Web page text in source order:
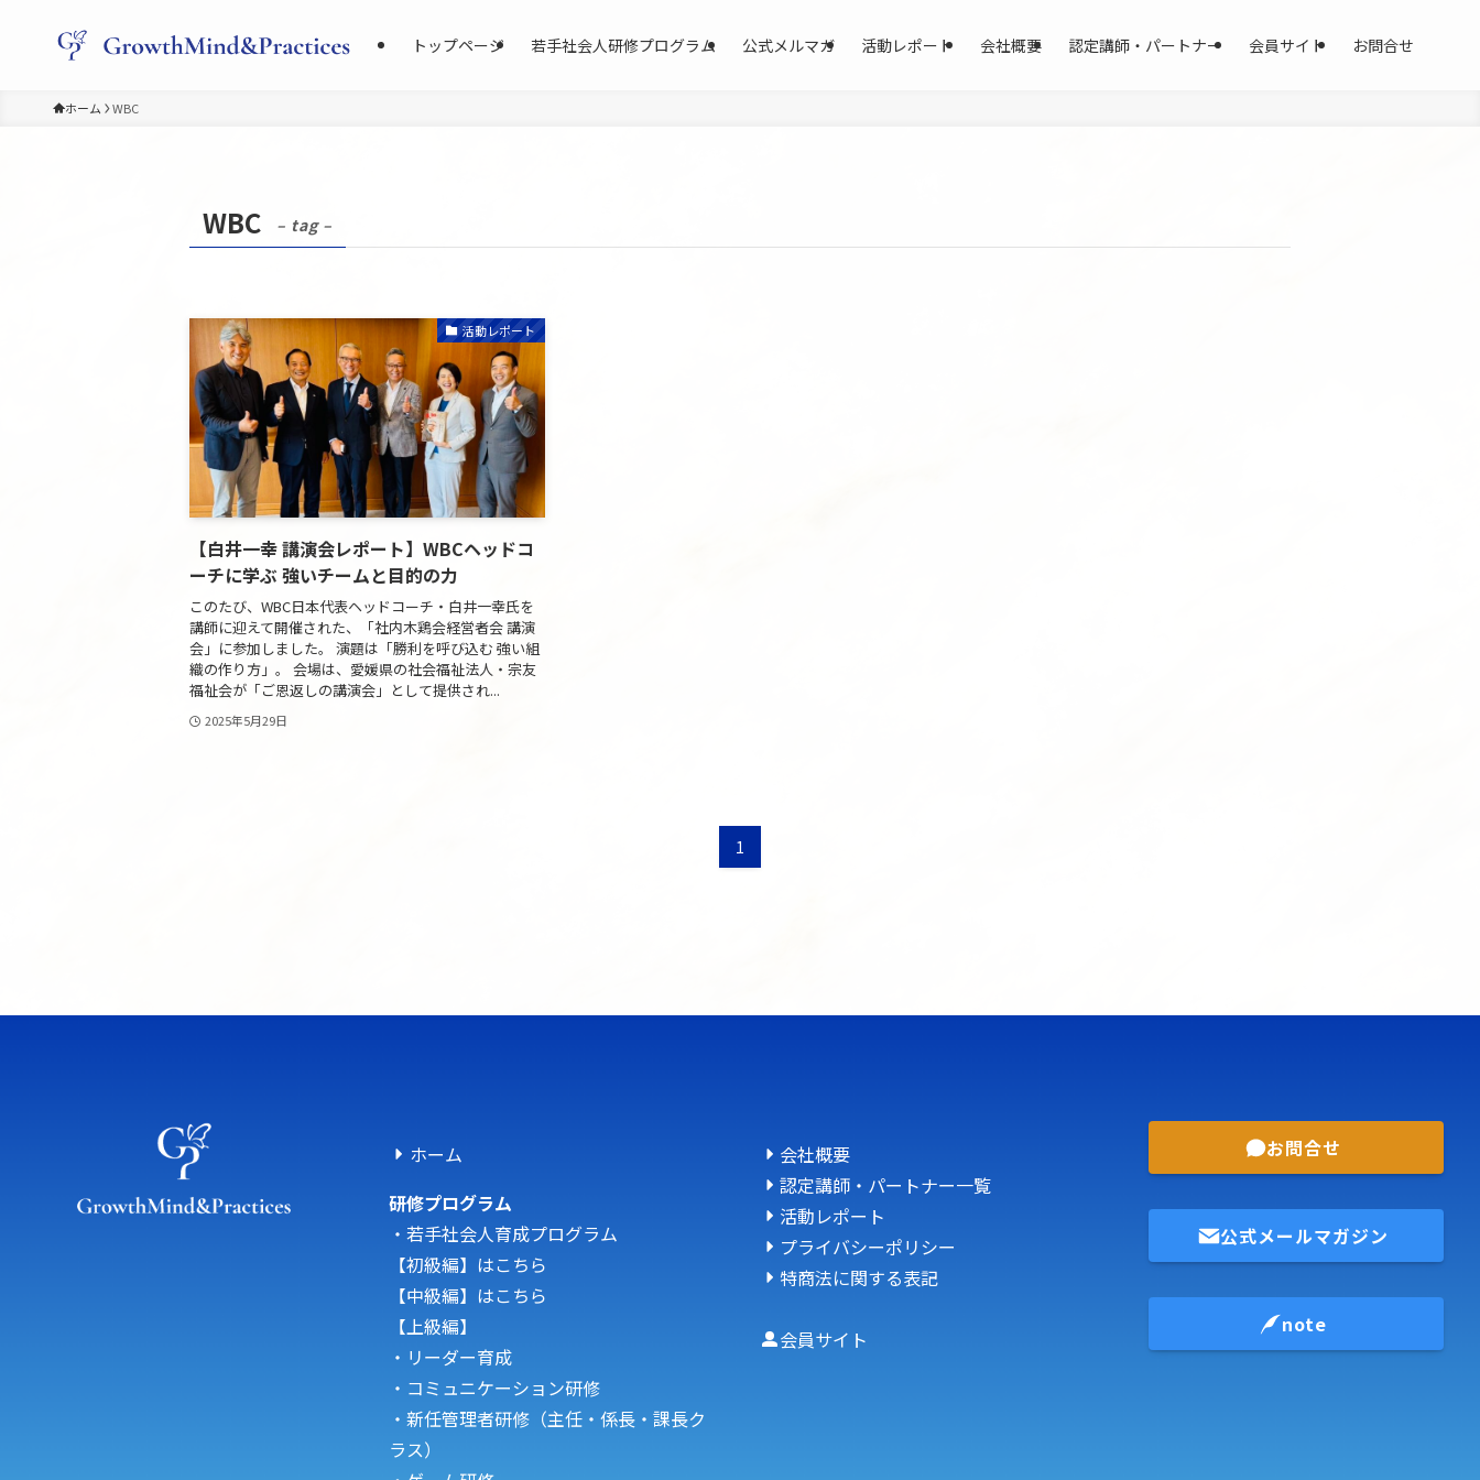
トップページ 若手社会人研修プログラム 公式メルマガ 活動レポート 会社概要 認定講師・パートナー 会員サイト お問合せ
ホーム WBC
WBC – tag –
活動レポート
【白井一幸 講演会レポート】WBCヘッドコ
ーチに学ぶ 強いチームと目的の力
このたび、WBC日本代表ヘッドコーチ・白井一幸氏を
講師に迎えて開催された、「社内木鶏会経営者会 講演
会」に参加しました。 演題は「勝利を呼び込む 強い組
織の作り方」。 会場は、愛媛県の社会福祉法人・宗友
福祉会が「ご恩返しの講演会」として提供され...
2025年5月29日
1
ホーム
研修プログラム
・若手社会人育成プログラム
【初級編】はこちら
【中級編】はこちら
【上級編】
・リーダー育成
・コミュニケーション研修
・新任管理者研修（主任・係長・課長ク
ラス）
会社概要
認定講師・パートナー一覧
活動レポート
プライバシーポリシー
特商法に関する表記
会員サイト
お問合せ
公式メールマガジン
note